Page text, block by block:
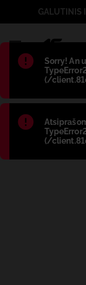
Błąd:
Sorry! An
(/
Błąd:
(/
GALUTINIS